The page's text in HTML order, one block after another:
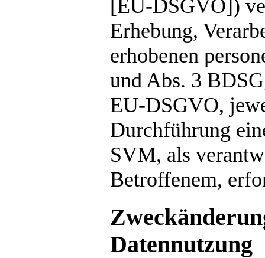
[EU-DSGVO])
Erhebung,
erhobenen
und Abs. 3
EU-DSGVO,
Durchführung
SVM, als
Betroffenem,
Datennutzung